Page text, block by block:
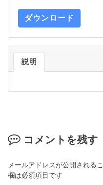
ダウンロード
説明
コメントを残す
メールアドレスが公開される
欄は必須項目です